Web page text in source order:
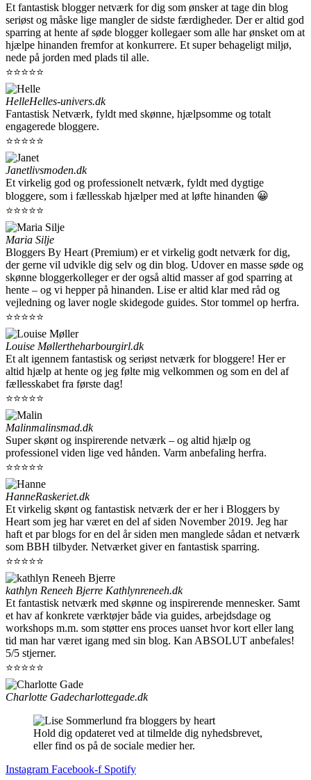
Et fantastisk blogger netværk for dig som ønsker at tage din blog
seriøst og måske lige mangler de sidste færdigheder. Der er altid god
sparring at hente af søde blogger kollegaer som alle har ønsket om at
hjælpe hinanden fremfor at konkurrere. Et super behageligt miljø,
nede på jorden med plads til alle.
⭐⭐⭐⭐⭐
HelleHelles-univers.dk
Fantastisk Netværk, fyldt med skønne, hjælpsomme og totalt
engagerede bloggere.
⭐⭐⭐⭐⭐
Janetlivsmoden.dk
Et virkelig god og professionelt netværk, fyldt med dygtige
bloggere, som i fællesskab hjælper med at løfte hinanden 😀
⭐⭐⭐⭐⭐
Maria Silje
Bloggers By Heart (Premium) er et virkelig godt netværk for dig,
der gerne vil udvikle dig selv og din blog. Udover en masse søde og
skønne bloggerkolleger er der også altid masser af god sparring at
hente – og vi hepper på hinanden. Lise er altid klar med råd og
vejledning og laver nogle skidegode guides. Stor tommel op herfra.
⭐⭐⭐⭐⭐
Louise Møllertheharbourgirl.dk
Et alt igennem fantastisk og seriøst netværk for bloggere! Her er
altid hjælp at hente og jeg følte mig velkommen og som en del af
fællesskabet fra første dag!
⭐⭐⭐⭐⭐
Malinmalinsmad.dk
Super skønt og inspirerende netværk – og altid hjælp og
professionel viden lige ved hånden. Varm anbefaling herfra.
⭐⭐⭐⭐⭐
HanneRaskeriet.dk
Et virkelig skønt og fantastisk netværk der er her i Bloggers by
Heart som jeg har været en del af siden November 2019. Jeg har
haft et par blogs for en del år siden men manglede sådan et netværk
som BBH tilbyder. Netværket giver en fantastisk sparring.
⭐⭐⭐⭐⭐
kathlyn Reneeh Bjerre Kathlynreneeh.dk
Et fantastisk netværk med skønne og inspirerende mennesker. Samt
et hav af konkrete værktøjer både via guides, arbejdsdage og
workshops m.m. som støtter ens proces uanset hvor kort eller lang
tid man har været igang med sin blog. Kan ABSOLUT anbefales!
5/5 stjerner.
⭐⭐⭐⭐⭐
Charlotte Gadecharlottegade.dk
Hold dig opdateret ved at tilmelde dig nyhedsbrevet,
eller find os på de sociale medier her.
Instagram Facebook-f Spotify